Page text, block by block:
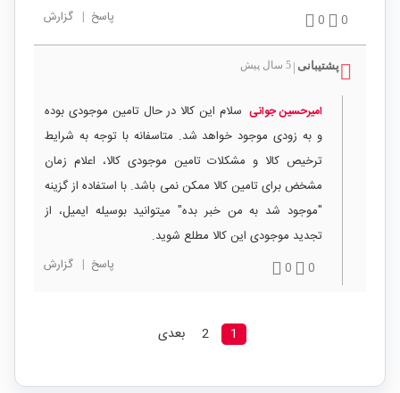
0
0 پاسخ | گزارش
پشتیبانی | 5 سال پیش
امیرحسین جوانی سلام این کالا در حال تامین موجودی بوده
و به زودی موجود خواهد شد. متاسفانه با توجه به شرایط
ترخیص کالا و مشکلات تامین موجودی کالا، اعلام زمان
مشخض برای تامین کالا ممکن نمی باشد. با استفاده از گزینه
"موجود شد به من خبر بده" میتوانید بوسیله ایمیل، از
تجدید موجودی این کالا مطلع شوید.
0
0 پاسخ | گزارش
1
2 بعدی